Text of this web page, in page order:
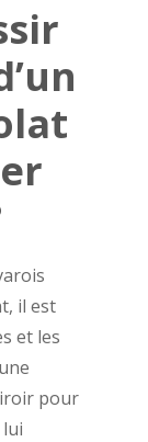
il est
et les
pour